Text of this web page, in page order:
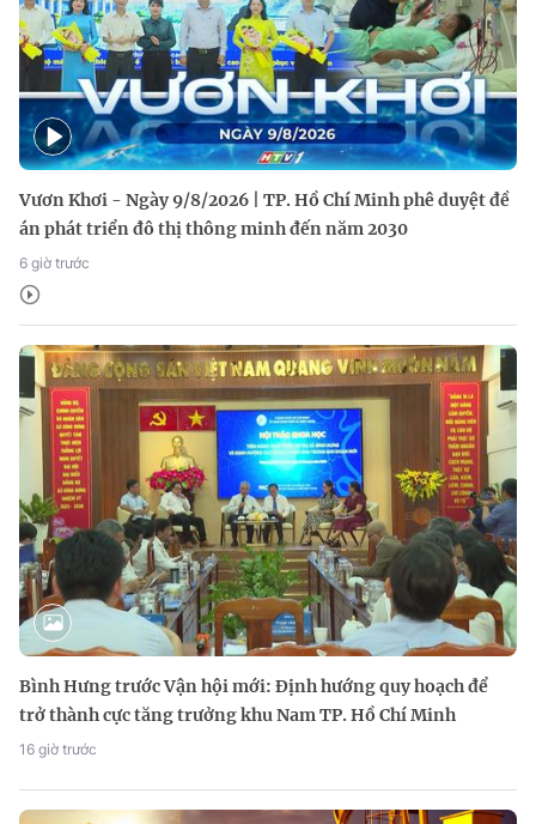
Vươn Khơi - Ngày 9/8/2026 | TP. Hồ Chí Minh phê duyệt đề
án phát triển đô thị thông minh đến năm 2030
6 giờ trước
Bình Hưng trước Vận hội mới: Định hướng quy hoạch để
trở thành cực tăng trưởng khu Nam TP. Hồ Chí Minh
16 giờ trước